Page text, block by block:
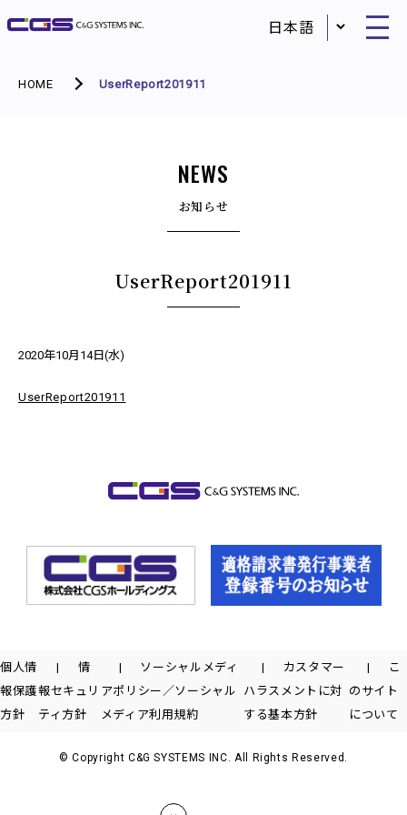
HOME UserReport201911
NEWS
お知らせ
UserReport201911
2020年10月14日(水)
UserReport201911
個人情
報保護
方針
情
報セキュリ
ティ方針
ソーシャルメディ
アポリシー／ソーシャル
メディア利用規約
カスタマー
ハラスメントに対
する基本方針
こ
のサイト
について
© Copyright C&G SYSTEMS INC. All Rights Reserved.